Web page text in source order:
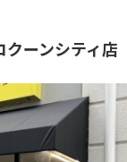
クーンシティ店